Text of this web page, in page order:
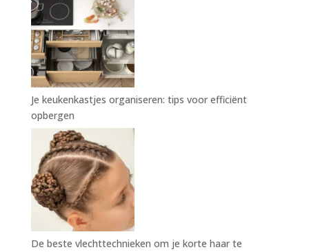
Je keukenkastjes organiseren: tips voor efficiënt
opbergen
De beste vlechttechnieken om je korte haar te